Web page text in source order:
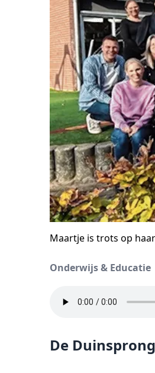
Maartje is trots op
Onderwijs & Educatie
De